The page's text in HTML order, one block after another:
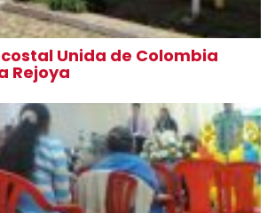
Unida de Colombia
Rejoya